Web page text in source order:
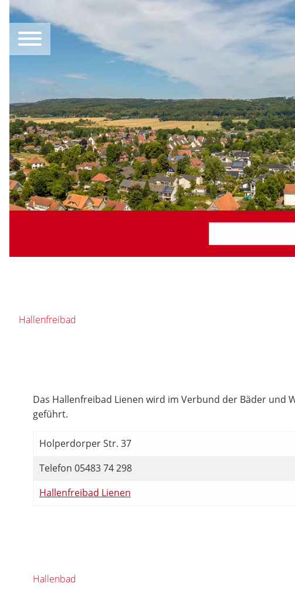
Hallenfreibad
Das Hallenfreibad Lienen wird im Verbund der Bäder und
geführt.
Holperdorper Str. 37
Telefon 05483 74 298
Hallenfreibad Lienen
Hallenbad